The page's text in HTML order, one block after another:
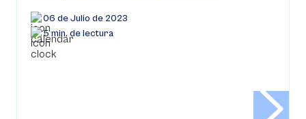
06 de Julio de 2023
5 min. de lectura